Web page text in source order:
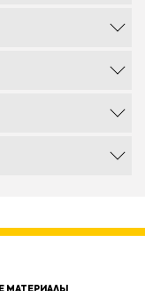
МАТЕРИАЛЫ